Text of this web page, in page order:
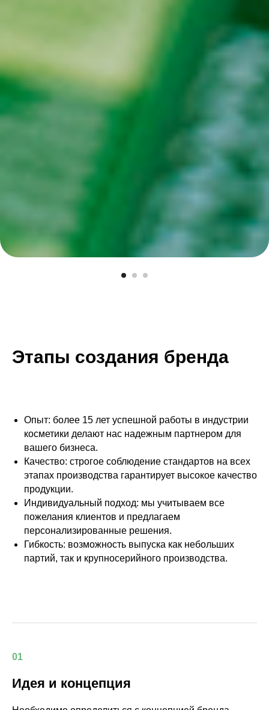
Этапы создания бренда
Опыт: более 15 лет успешной работы в индустрии
косметики делают нас надежным партнером для
вашего бизнеса.
Качество: строгое соблюдение стандартов на всех
этапах производства гарантирует высокое качество
продукции.
Индивидуальный подход: мы учитываем все
пожелания клиентов и предлагаем
персонализированные решения.
Гибкость: возможность выпуска как небольших
партий, так и крупносерийного производства.
01
Идея и концепция